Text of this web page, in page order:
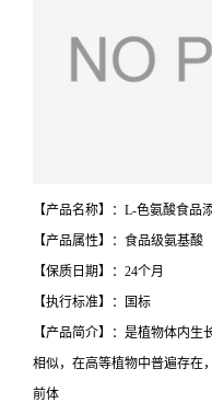
【产品名称】：L-色氨酸食品
【产品属性】：食品级氨基酸
【保质日期】：24个月
【执行标准】：国标
【产品简介】：是植物体内
相似，在高等植物中普遍存
前体